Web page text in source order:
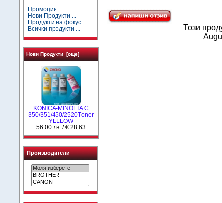
Промоции...
Нови Продукти ...
Продукти на фокус ...
Всички продукти ...
Нови Продукти [още]
KONICA-MINOLTA C
350/351/450/2520Тoner
YELLOW
56.00 лв. / € 28.63
Производители
Този